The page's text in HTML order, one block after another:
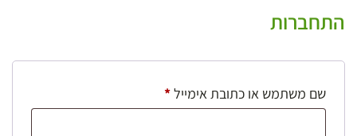
התחברות
שם משתמש או כתובת אימייל*חובה